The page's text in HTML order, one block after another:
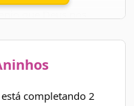
quando a mamãe
o
2 anos, meu filho!
muito feliz, que
e que tenha
completando 2